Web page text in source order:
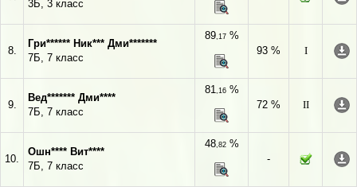
3Б, 3 класс
8.
Гри****** Ник*** Дми*******
7Б, 7 класс
89,17%
93 %
I
9.
Вед******* Дми****
7Б, 7 класс
81,16%
72 %
II
10.
Ошн**** Вит****
7Б, 7 класс
48,82%
-